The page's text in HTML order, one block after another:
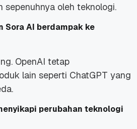
oleh teknologi.
Sora AI berdampak ke
OpenAI tetap
lain seperti ChatGPT yang
perubahan teknologi